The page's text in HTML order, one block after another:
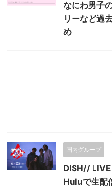
なにわ男子
リーなど過
め
国内グループ
DISH//
Huluで生配